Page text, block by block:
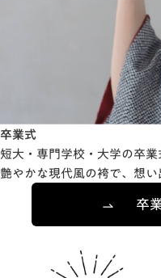
卒業式
短大・専門学校・大学の卒業
艶やかな現代風の袴で、想
卒